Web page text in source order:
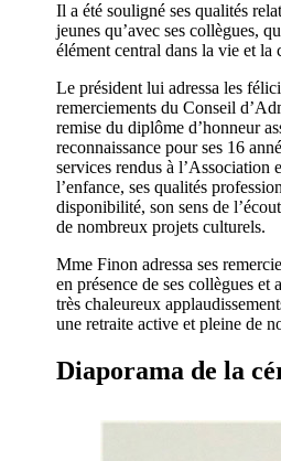
Il a été souligné ses qualités
jeunes qu’avec ses collègues,
élément central dans la vie et la
Le président lui adressa les
remerciements du Conseil
remise du diplôme d’honneur
reconnaissance pour ses 16
services rendus à l’Association
l’enfance, ses qualités
disponibilité, son sens de
de nombreux projets culturels.
Mme Finon adressa ses
en présence de ses collègues et
très chaleureux
une retraite active et pleine de
Diaporama de la